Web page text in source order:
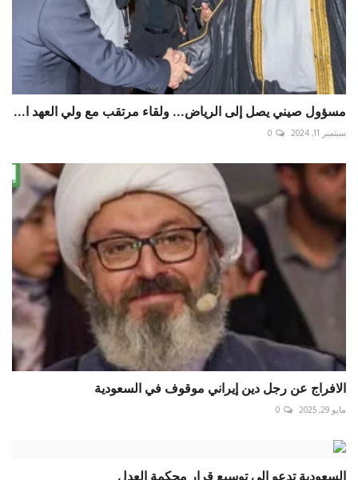
مسؤول صيني يصل إلى الرياض... ولقاء مرتقب مع ولي العهد ا...
سبتمبر 11, 2024 0
الافراج عن رجل دين إيراني موقوف في السعودية
مايو 29, 2025 0
السعودية تدعو إلى توسيع قرار محكمة العدل